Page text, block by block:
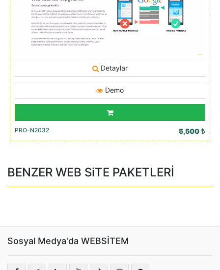
Detaylar
Demo
PRO-N2032 5,500
BENZER WEB SiTE PAKETLERİ
Sosyal Medya'da WEBSİTEM